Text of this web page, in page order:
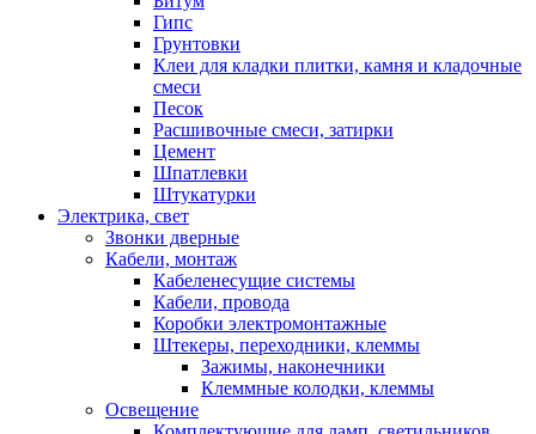
Гипс
Грунтовки
Клеи для кладки плитки, камня и кладочные
смеси
Песок
Расшивочные смеси, затирки
Цемент
Шпатлевки
Штукатурки
Электрика, свет
Звонки дверные
Кабели, монтаж
Кабеленесущие системы
Кабели, провода
Коробки электромонтажные
Штекеры, переходники, клеммы
Зажимы, наконечники
Клеммные колодки, клеммы
Освещение